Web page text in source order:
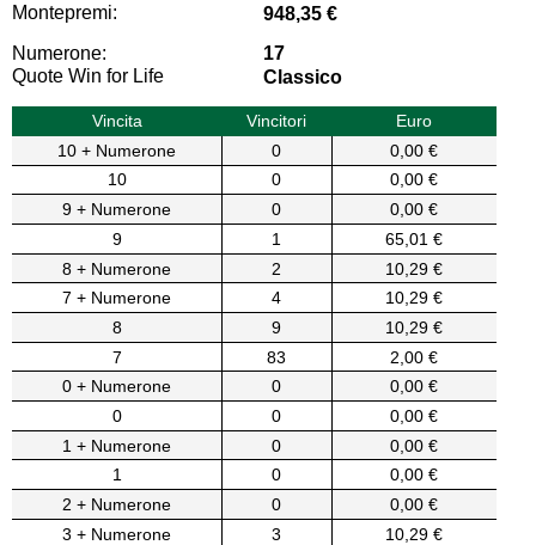
Montepremi:
948,35 €
Numerone:
17
Quote Win for Life
Classico
Vincita Vincitori
Euro
10 + Numerone
0
0,00 €
10
0
0,00 €
9 + Numerone
0
0,00 €
9
1
65,01 €
8 + Numerone
2
10,29 €
7 + Numerone
4
10,29 €
8
9
10,29 €
7
83
2,00 €
0 + Numerone
0
0,00 €
0
0
0,00 €
1 + Numerone
0
0,00 €
1
0
0,00 €
2 + Numerone
0
0,00 €
3 + Numerone
3
10,29 €